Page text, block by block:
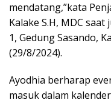
mendatang,”kata
Kalake S.H, MDC
1, Gedung Sasando,
(29/8/2024).
Ayodhia berharap
masuk dalam